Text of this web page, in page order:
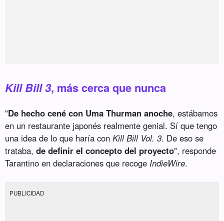
Kill Bill 3, más cerca que nunca
"De hecho cené con Uma Thurman anoche, estábamos
en un restaurante japonés realmente genial. Sí que tengo
una idea de lo que haría conKill Bill Vol. 3. De eso se
trataba,de definir el concepto del proyecto", responde
Tarantino en declaraciones que recoge IndieWire.
PUBLICIDAD